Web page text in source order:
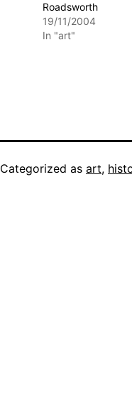
Roadsworth
19/11/2004
In "art"
Categorized as art,